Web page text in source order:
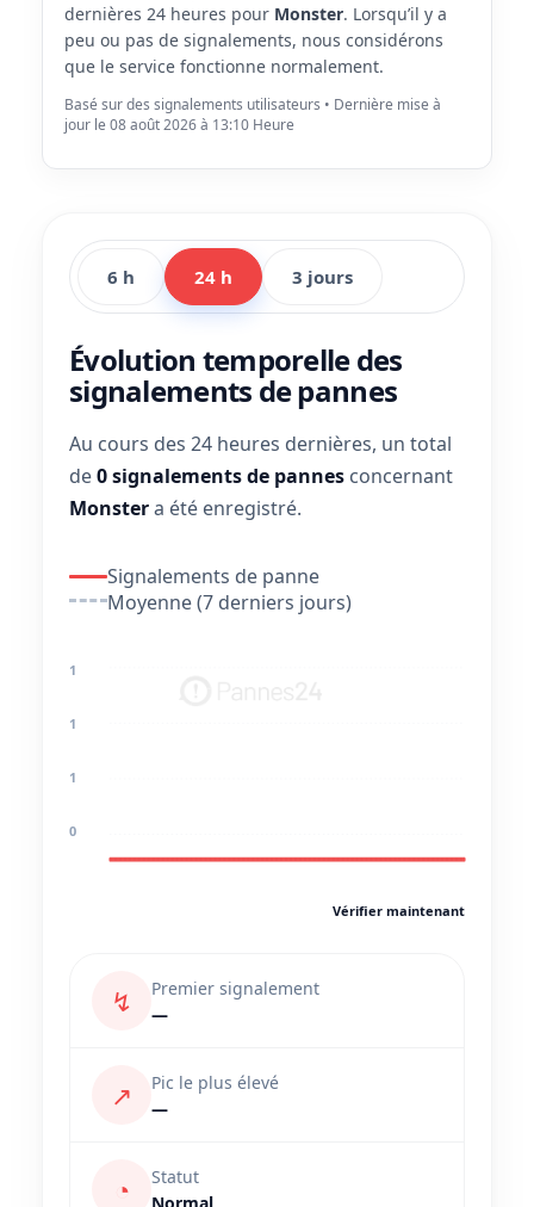
dernières 24 heures pour Monster. Lorsqu’il y a
peu ou pas de signalements, nous considérons
que le service fonctionne normalement.
Basé sur des signalements utilisateurs • Dernière mise à
jour le 08 août 2026 à 13:10 Heure
6 h 24 h 3 jours
Évolution temporelle des
signalements de pannes
Au cours des 24 heures dernières, un total
de0 signalements de pannes concernant
Monstera été enregistré.
Signalements de panne
Moyenne (7 derniers jours)
1
1
1
0
Vérifier maintenant
↯
Premier signalement
—
↗
Pic le plus élevé
—
◔
Statut
Normal